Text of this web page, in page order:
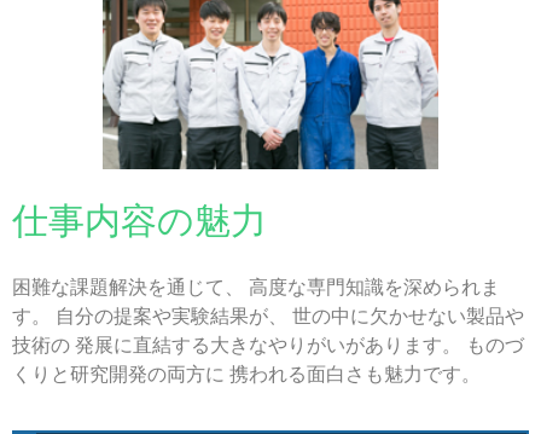
仕事内容の魅力
困難な課題解決を通じて、 高度な専門知識を深められま
す。 自分の提案や実験結果が、 世の中に欠かせない製品や
技術の 発展に直結する大きなやりがいがあります。 ものづ
くりと研究開発の両方に 携われる面白さも魅力です。